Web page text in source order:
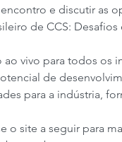
e discutir as
de CCS:
vivo para todos os
de
para a indústria,
o site a seguir para